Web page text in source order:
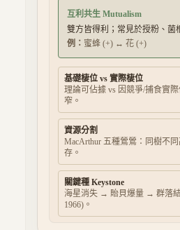
互利共生 Mutualism
雙方皆得利；常見於授粉、菌
例： 蜜蜂 (+) ↔ 花 (+)
基礎棲位 vs 實際棲位
理論可佔據 vs 因競爭/捕食實
窄。
資源分割
MacArthur 五種鶯鶯：同樹不
存。
關鍵種 Keystone
海星消失 → 貽貝爆量 → 群落結
1966)。